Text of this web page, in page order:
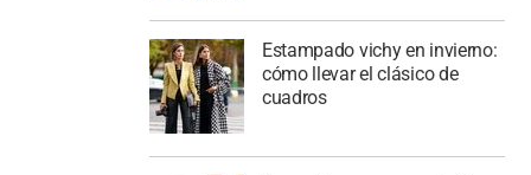
Estampado vichy en invierno:
cómo llevar el clásico de
cuadros